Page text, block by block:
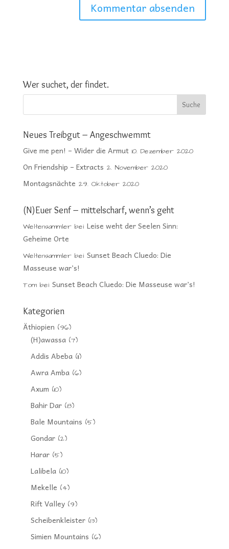
Wer suchet, der findet.
Neues Treibgut – Angeschwemmt
Give me pen! – Wider die Armut 10. Dezember 2020
On Friendship – Extracts 2. November 2020
Montagsnächte 29. Oktober 2020
(N)Euer Senf – mittelscharf, wenn’s geht
Weltensammlerbei Leise weht der Seelen Sinn:
Geheime Orte
Weltensammlerbei Sunset Beach Cluedo: Die
Masseuse war’s!
Tombei Sunset Beach Cluedo: Die Masseuse war’s!
Kategorien
Äthiopien (96)
(H)awassa(7)
Addis Abeba(11)
Awra Amba(6)
Axum (10)
Bahir Dar(8)
Bale Mountains (5)
Gondar(2)
Harar(5)
Lalibela(10)
Mekelle (4)
Rift Valley(9)
Scheibenkleister(13)
Simien Mountains (6)